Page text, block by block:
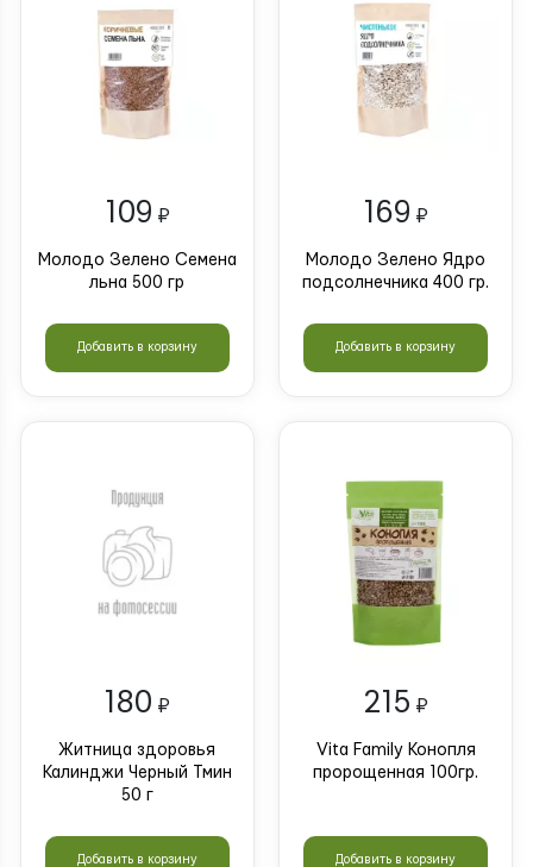
109 ₽
Молодо Зелено Семена
льна 500 гр
Добавить в корзину
169 ₽
Молодо Зелено Ядро
подсолнечника 400 гр.
Добавить в корзину
180 ₽
Житница здоровья
Калинджи Черный Тмин
50 г
Добавить в корзину
215 ₽
Vita Family Конопля
пророщенная 100гр.
Добавить в корзину